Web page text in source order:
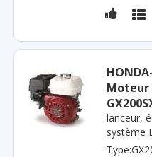
Moteur
lanceur,
système